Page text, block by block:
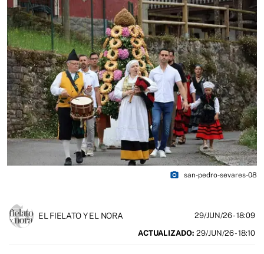
photo_camera san-pedro-sevares-08
EL FIELATO Y EL NORA 29/JUN/26- 18:09
ACTUALIZADO: 29/JUN/26 - 18:10